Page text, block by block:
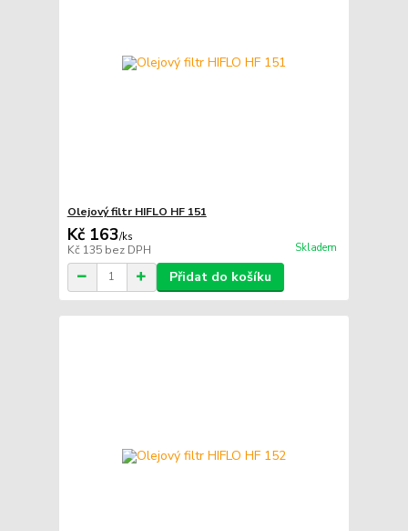
Olejový filtr HIFLO HF 151
Kč 163/ks
Kč 135 bez DPH Skladem
Přidat do košíku